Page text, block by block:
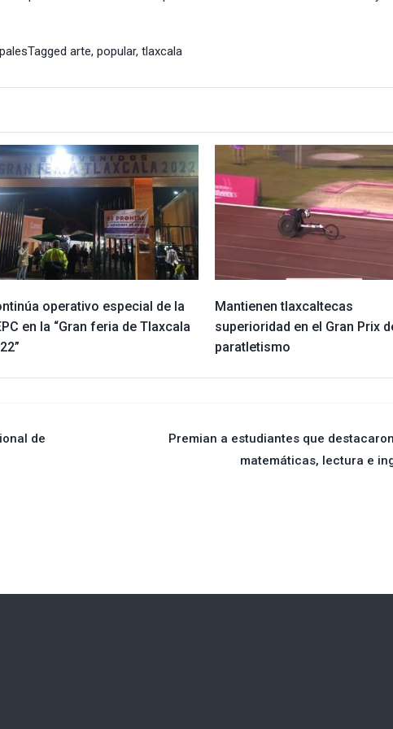
Tagged arte, popular, tlaxcala
operativo especial de la
en la “Gran feria de Tlaxcala
Mantienen tlaxcaltecas
superioridad en el Gran Prix
paratletismo
de
Premian a estudiantes que
matemáticas, lectura e